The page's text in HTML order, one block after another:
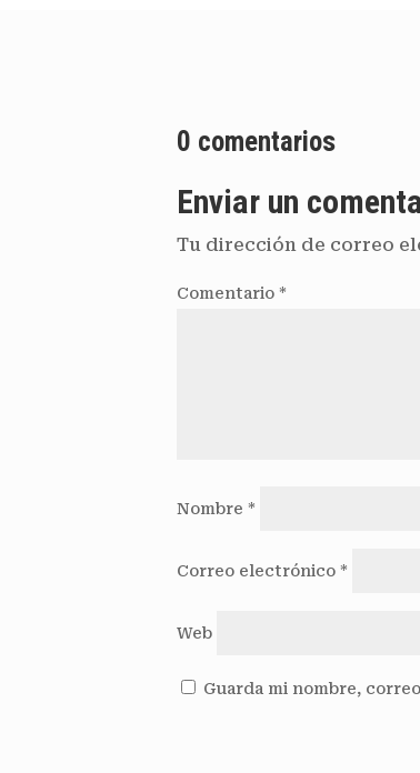
0 comentarios
Enviar un
Tu dirección de correo
Comentario*
Nombre*
Correo electrónico*
Web
Guarda mi nombre,